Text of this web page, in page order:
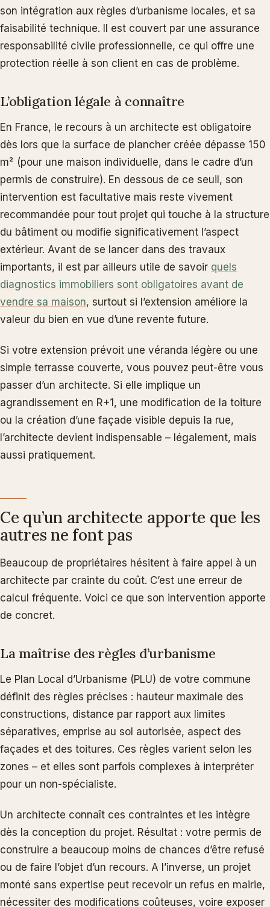
son intégration aux règles d’urbanisme locales, et sa
faisabilité technique. Il est couvert par une assurance
responsabilité civile professionnelle, ce qui offre une
protection réelle à son client en cas de problème.
L’obligation légale à connaître
En France, le recours à un architecte est obligatoire
dès lors que la surface de plancher créée dépasse 150
m² (pour une maison individuelle, dans le cadre d’un
permis de construire). En dessous de ce seuil, son
intervention est facultative mais reste vivement
recommandée pour tout projet qui touche à la structure
du bâtiment ou modifie significativement l’aspect
extérieur. Avant de se lancer dans des travaux
importants, il est par ailleurs utile de savoir quels
diagnostics immobiliers sont obligatoires avant de
vendre sa maison, surtout si l’extension améliore la
valeur du bien en vue d’une revente future.
Si votre extension prévoit une véranda légère ou une
simple terrasse couverte, vous pouvez peut-être vous
passer d’un architecte. Si elle implique un
agrandissement en R+1, une modification de la toiture
ou la création d’une façade visible depuis la rue,
l’architecte devient indispensable – légalement, mais
aussi pratiquement.
Ce qu’un architecte apporte que les
autres ne font pas
Beaucoup de propriétaires hésitent à faire appel à un
architecte par crainte du coût. C’est une erreur de
calcul fréquente. Voici ce que son intervention apporte
de concret.
La maîtrise des règles d’urbanisme
Le Plan Local d’Urbanisme (PLU) de votre commune
définit des règles précises : hauteur maximale des
constructions, distance par rapport aux limites
séparatives, emprise au sol autorisée, aspect des
façades et des toitures. Ces règles varient selon les
zones – et elles sont parfois complexes à interpréter
pour un non-spécialiste.
Un architecte connaît ces contraintes et les intègre
dès la conception du projet. Résultat : votre permis de
construire a beaucoup moins de chances d’être refusé
ou de faire l’objet d’un recours. A l’inverse, un projet
monté sans expertise peut recevoir un refus en mairie,
nécessiter des modifications coûteuses, voire exposer